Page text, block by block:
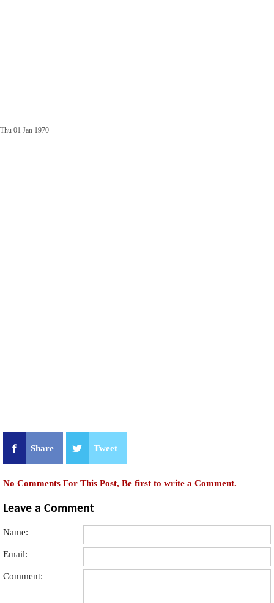
Thu 01 Jan 1970
Share Tweet
No Comments For This Post, Be first to write a Comment.
Leave a Comment
Name:
Email:
Comment: